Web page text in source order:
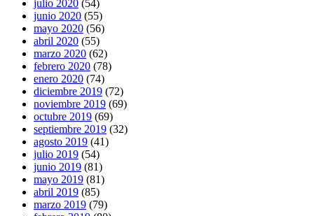
julio 2020 (54)
junio 2020 (55)
mayo 2020 (56)
abril 2020 (55)
marzo 2020 (62)
febrero 2020 (78)
enero 2020 (74)
diciembre 2019 (72)
noviembre 2019 (69)
octubre 2019 (69)
septiembre 2019 (32)
agosto 2019 (41)
julio 2019 (54)
junio 2019 (81)
mayo 2019 (81)
abril 2019 (85)
marzo 2019 (79)